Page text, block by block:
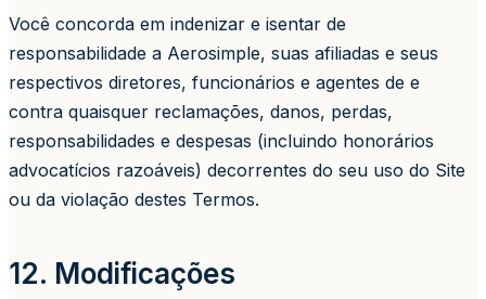
Você concorda em indenizar e isentar de
responsabilidade a Aerosimple, suas afiliadas e seus
respectivos diretores, funcionários e agentes de e
contra quaisquer reclamações, danos, perdas,
responsabilidades e despesas (incluindo honorários
advocatícios razoáveis) decorrentes do seu uso do Site
ou da violação destes Termos.
12. Modificações